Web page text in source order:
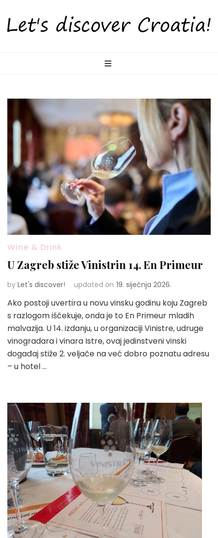
Wine & Drink
U Zagreb stiže Vinistrin 14. En Primeur
by Let's discover! updated on 19. siječnja 2026.
Ako postoji uvertira u novu vinsku godinu koju Zagreb
s razlogom iščekuje, onda je to En Primeur mladih
malvazija. U 14. izdanju, u organizaciji Vinistre, udruge
vinogradara i vinara Istre, ovaj jedinstveni vinski
događaj stiže 2. veljače na već dobro poznatu adresu
– u hotel …